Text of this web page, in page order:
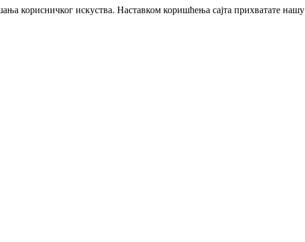
корисничког искуства. Наставком коришћења сајта прихватате нашу